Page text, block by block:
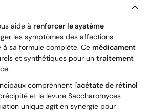
aide à renforcer le système
les symptômes des affections
sa formule complète. Ce médicament
et synthétiques pour un traitement
comprennent l'acétate de rétinol
et la levure Saccharomyces
unique agit en synergie pour